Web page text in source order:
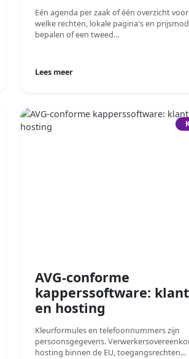
Eén agenda per zaak of één overzicht
welke rechten, lokale pagina's en
bepalen of een tweed...
Lees meer
AVG-conforme
kapperssoftware:
en hosting
Kleurformules en telefoonnummers zijn
persoonsgegevens.
hosting binnen de EU, toegangsrechten...